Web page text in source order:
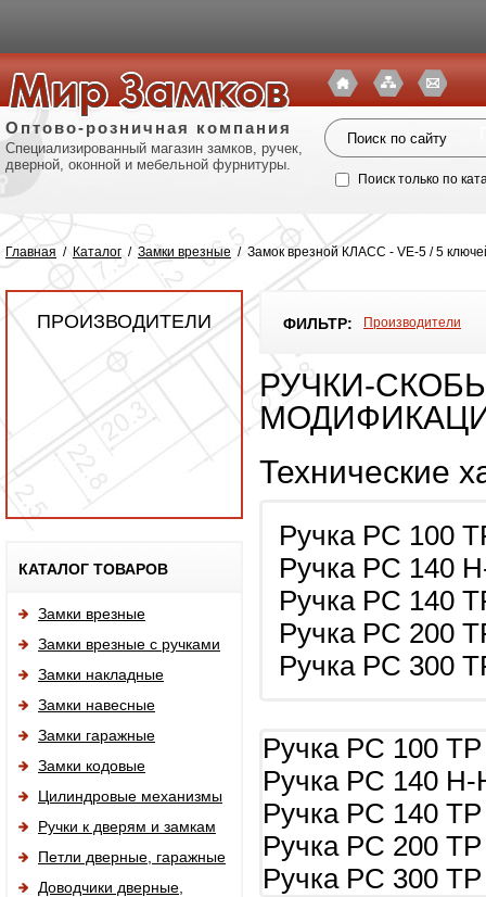
Оптово-розничная компания
Специализированный магазин замков, ручек,
дверной, оконной и мебельной фурнитуры.
Поиск только по
Главная / Каталог / Замки врезные / Замок врезной КЛАСС - VE-5 / 5
ПРОИЗВОДИТЕЛИ
КАТАЛОГ ТОВАРОВ
Замки врезные
Замки врезные с ручками
Замки накладные
Замки навесные
Замки гаражные
Замки кодовые
Цилиндровые механизмы
Ручки к дверям и замкам
Петли дверные, гаражные
Доводчики дверные,
ФИЛЬТР: Производители
РУЧКИ-
Технические
Ручка РС 100
Ручка РС 140
Ручка РС 140
Ручка РС 200
Ручка РС 300
Ручка РС 100
Ручка РС 140 Н-
Ручка РС 140 ТР
Ручка РС 200 ТР
Ручка РС 300 ТР